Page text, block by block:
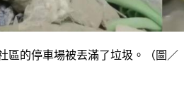
區的停車場被丟滿了垃圾。（圖／